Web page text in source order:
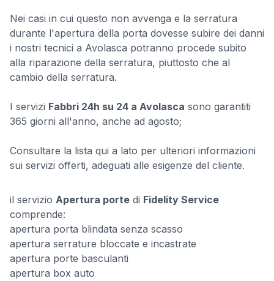
Nei casi in cui questo non avvenga e la serratura
durante l'apertura della porta dovesse subire dei danni
i nostri tecnici a Avolasca potranno procede subito
alla riparazione della serratura, piuttosto che al
cambio della serratura.
I servizi Fabbri 24h su 24 a Avolasca sono garantiti
365 giorni all'anno, anche ad agosto;
Consultare la lista qui a lato per ulteriori informazioni
sui servizi offerti, adeguati alle esigenze del cliente.
il servizio Apertura porte di Fidelity Service
comprende:
apertura porta blindata senza scasso
apertura serrature bloccate e incastrate
apertura porte basculanti
apertura box auto